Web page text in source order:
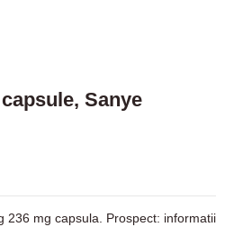
Sanye
236 mg capsula. Prospect: informatii